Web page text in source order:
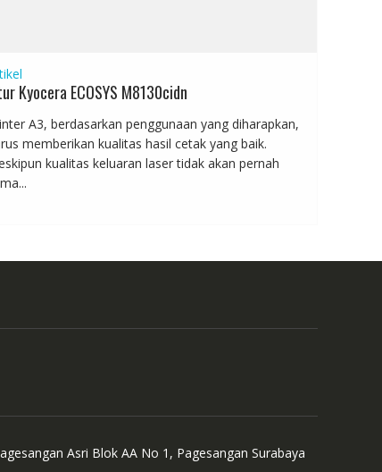
Kyocera ECOSYS M8130cidn
A3, berdasarkan penggunaan yang diharapkan,
memberikan kualitas hasil cetak yang baik.
kualitas keluaran laser tidak akan pernah
Asri Blok AA No 1, Pagesangan Surabaya